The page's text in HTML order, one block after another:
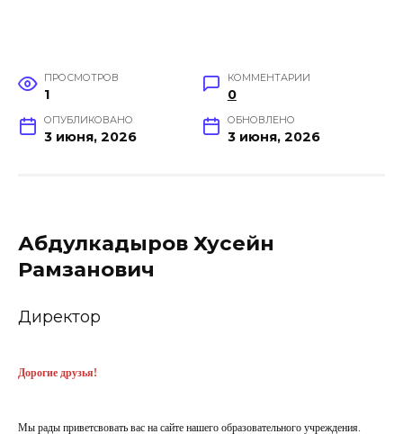
ПРОСМОТРОВ
1
КОММЕНТАРИИ
0
ОПУБЛИКОВАНО
3 июня, 2026
ОБНОВЛЕНО
3 июня, 2026
Абдулкадыров Хусейн
Рамзанович
Директор
Дорогие друзья!
Мы рады приветсвовать вас на сайте нашего образовательного учреждения.